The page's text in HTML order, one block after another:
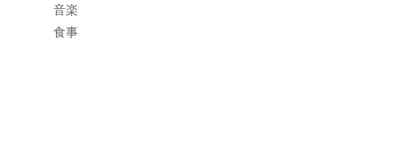
音楽
食事